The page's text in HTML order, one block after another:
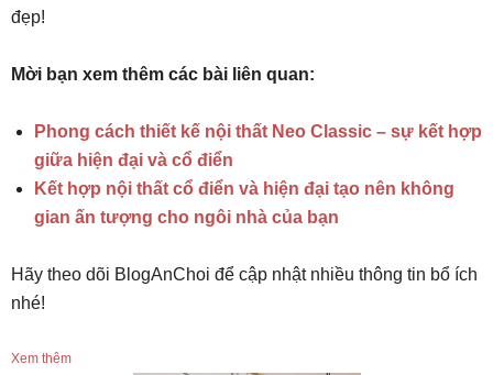
đẹp!
Mời bạn xem thêm các bài liên quan:
Phong cách thiết kế nội thất Neo Classic – sự kết hợp
giữa hiện đại và cổ điển
Kết hợp nội thất cổ điển và hiện đại tạo nên không
gian ấn tượng cho ngôi nhà của bạn
Hãy theo dõi BlogAnChoi để cập nhật nhiều thông tin bổ ích
nhé!
Xem thêm